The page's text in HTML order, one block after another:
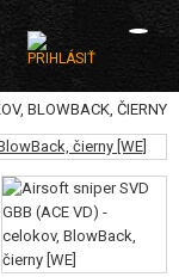
BLOWBACK, ČIERNY